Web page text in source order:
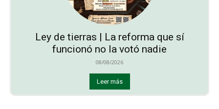
Ley de tierras | La reforma que sí
funcionó no la votó nadie
08/08/2026
Leer más